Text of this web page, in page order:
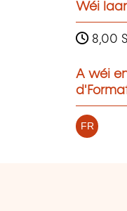
Wéi
8,00
A wéi
FR